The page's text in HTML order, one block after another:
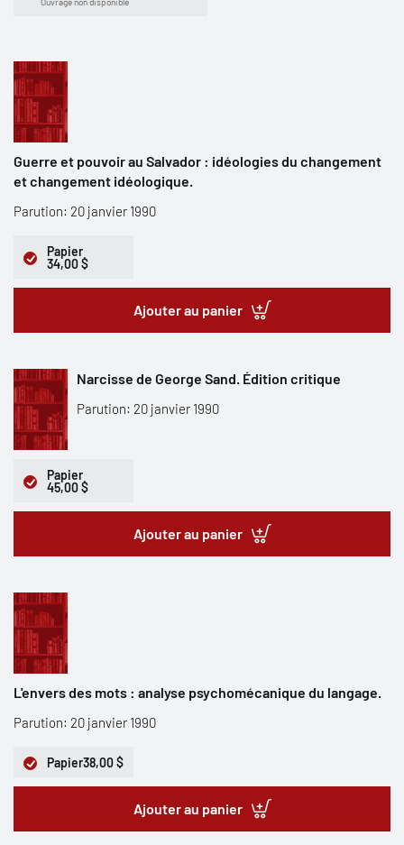
Guerre et pouvoir au Salvador : idéologies du changement
et changement idéologique.
Parution: 20 janvier 1990
Papier
34,00 $
Ajouter au panier
Narcisse de George Sand. Édition critique
Parution: 20 janvier 1990
Papier
45,00 $
Ajouter au panier
L'envers des mots : analyse psychomécanique du langage.
Parution: 20 janvier 1990
Papier38,00 $
Ajouter au panier